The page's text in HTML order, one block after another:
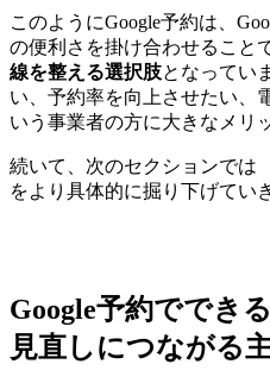
このようにGoogle予約は、
の便利さを掛け合わせることで
線を整える選択肢となってい
い、予約率を向上させたい、
いう事業者の方に大きなメリ
続いて、次のセクションでは
をより具体的に掘り下げてい
Google予約ででき
見直しにつながる